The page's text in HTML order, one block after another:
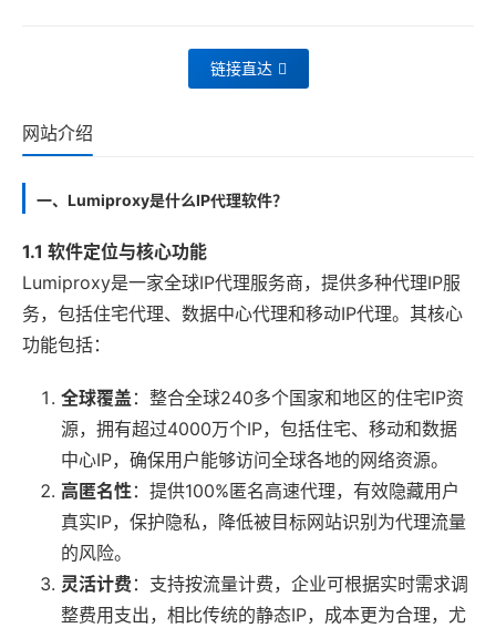
链接直达
网站介绍
一、Lumiproxy是什么IP代理软件？
1.1 软件定位与核心功能
Lumiproxy是一家全球IP代理服务商，提供多种代理IP服
务，包括住宅代理、数据中心代理和移动IP代理。其核心
功能包括：
全球覆盖 ：整合全球240多个国家和地区的住宅IP资
源，拥有超过4000万个IP，包括住宅、移动和数据
中心IP，确保用户能够访问全球各地的网络资源。
高匿名性：提供100%匿名高速代理，有效隐藏用户
真实IP，保护隐私，降低被目标网站识别为代理流量
的风险。
灵活计费 ：支持按流量计费，企业可根据实时需求调
整费用支出，相比传统的静态IP，成本更为合理，尤